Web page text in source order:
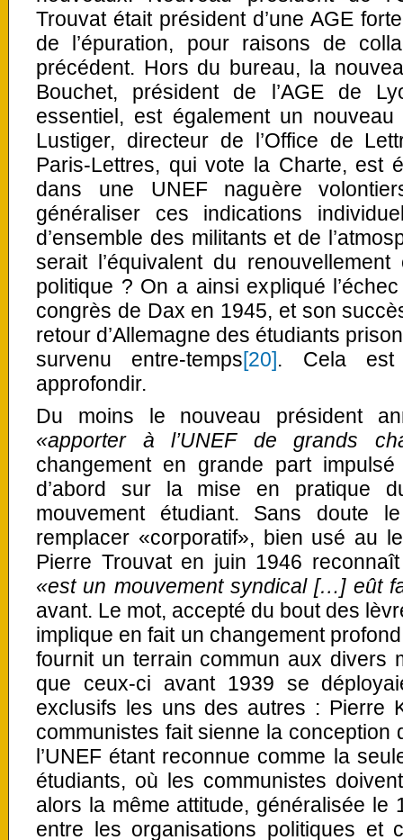
Trouvat était président d’une AGE
de l’épuration, pour raisons de
précédent. Hors du bureau, la
Bouchet, président de l’AGE de
essentiel, est également un nouveau
Lustiger, directeur de l’Office de
Paris-Lettres, qui vote la Charte, est
dans une UNEF naguère
généraliser ces indications
d’ensemble des militants et de
serait l’équivalent du
politique ? On a ainsi expliqué
congrès de Dax en 1945, et son
retour d’Allemagne des étudiants
survenu entre-temps[20]. Cela est
approfondir.
Du moins le nouveau président
«apporter à l’UNEF de grands
changement en grande part
d’abord sur la mise en pratique
mouvement étudiant. Sans doute
remplacer «corporatif», bien usé au
Pierre Trouvat en juin 1946
«est un mouvement syndical […] eût
avant. Le mot, accepté du bout des
implique en fait un changement
fournit un terrain commun aux divers
que ceux-ci avant 1939 se
exclusifs les uns des autres : Pierre
communistes fait sienne la conception
l’UNEF étant reconnue comme la
étudiants, où les communistes
alors la même attitude, généralisée le
entre les organisations politiques et